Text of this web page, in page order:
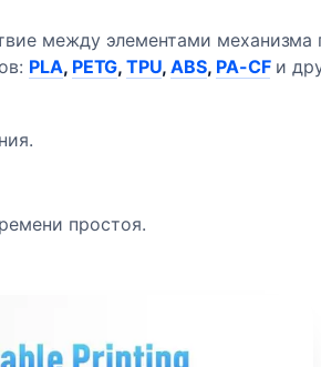
между элементами механизма
PLA, PETG,TPU,ABS, PA-CFи
простоя.